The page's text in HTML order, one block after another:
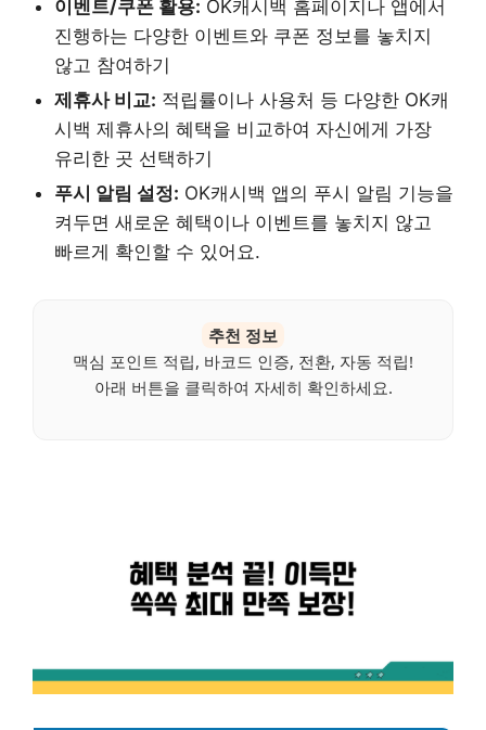
이벤트/쿠폰 활용: OK캐시백 홈페이지나 앱에서
진행하는 다양한 이벤트와 쿠폰 정보를 놓치지
않고 참여하기
제휴사 비교: 적립률이나 사용처 등 다양한 OK캐
시백 제휴사의 혜택을 비교하여 자신에게 가장
유리한 곳 선택하기
푸시 알림 설정: OK캐시백 앱의 푸시 알림 기능을
켜두면 새로운 혜택이나 이벤트를 놓치지 않고
빠르게 확인할 수 있어요.
추천 정보
맥심 포인트 적립, 바코드 인증, 전환, 자동 적립!
아래 버튼을 클릭하여 자세히 확인하세요.